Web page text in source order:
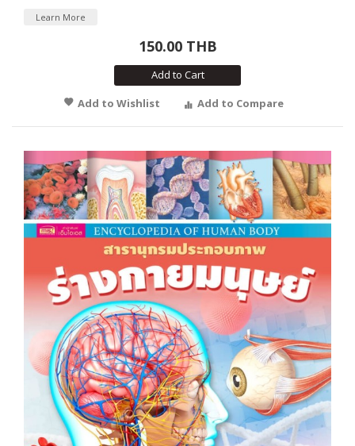
Learn More
150.00 THB
Add to Cart
Add to Wishlist
Add to Compare